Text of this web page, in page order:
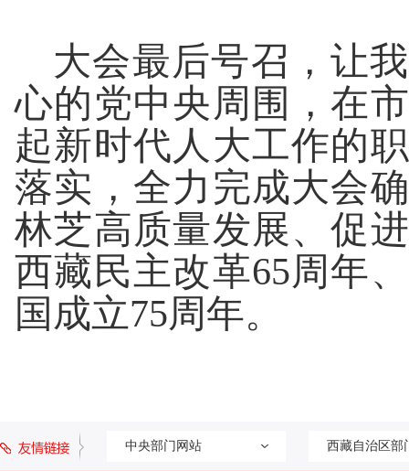
大会最后号召，让
心的党中央周围，在
起新时代人大工作的
落实，全力完成大会
林芝高质量发展、促
西藏民主改革65周年
国成立75周年。
中央部门网站 西藏自治区部